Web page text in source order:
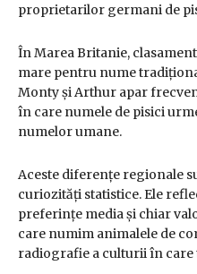
proprietarilor germani de
În Marea Britanie,
mare pentru nume
Monty și Arthur apar
în care numele de pisici
numelor umane.
Aceste diferențe regionale
curiozități statistice. Ele
preferințe media și chiar
care numim animalele de
radiografie a culturii în care